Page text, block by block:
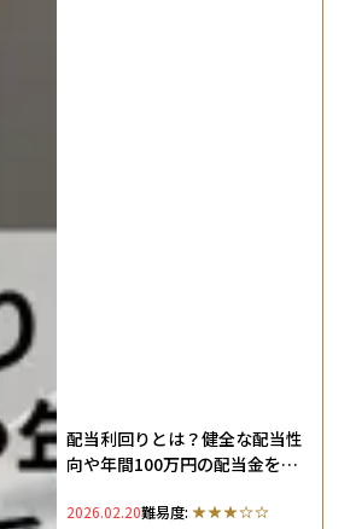
配当利回りとは？健全な配当性
向や年間100万円の配当金を受
2026.02.20難易度: